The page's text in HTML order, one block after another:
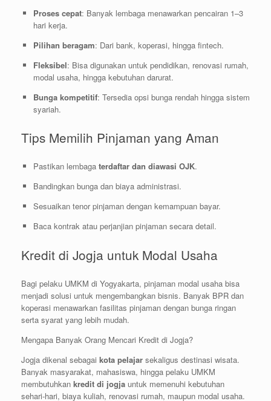
Proses cepat: Banyak lembaga menawarkan pencairan 1–3
hari kerja.
Pilihan beragam: Dari bank, koperasi, hingga fintech.
Fleksibel: Bisa digunakan untuk pendidikan, renovasi rumah,
modal usaha, hingga kebutuhan darurat.
Bunga kompetitif: Tersedia opsi bunga rendah hingga sistem
syariah.
Tips Memilih Pinjaman yang Aman
Pastikan lembaga terdaftar dan diawasi OJK.
Bandingkan bunga dan biaya administrasi.
Sesuaikan tenor pinjaman dengan kemampuan bayar.
Baca kontrak atau perjanjian pinjaman secara detail.
Kredit di Jogja untuk Modal Usaha
Bagi pelaku UMKM di Yogyakarta, pinjaman modal usaha bisa
menjadi solusi untuk mengembangkan bisnis. Banyak BPR dan
koperasi menawarkan fasilitas pinjaman dengan bunga ringan
serta syarat yang lebih mudah.
Mengapa Banyak Orang Mencari Kredit di Jogja?
Jogja dikenal sebagai kota pelajar sekaligus destinasi wisata.
Banyak masyarakat, mahasiswa, hingga pelaku UMKM
membutuhkan kredit di jogja untuk memenuhi kebutuhan
sehari-hari, biaya kuliah, renovasi rumah, maupun modal usaha.